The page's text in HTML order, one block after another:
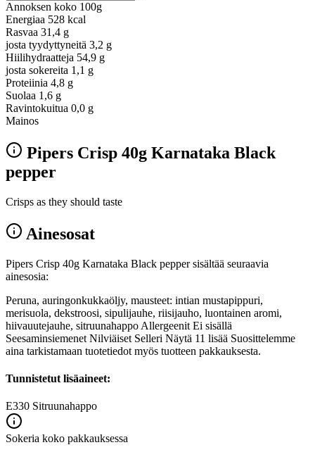
Annoksen koko 100g
Energiaa 528 kcal
Rasvaa 31,4 g
josta tyydyttyneitä 3,2 g
Hiilihydraatteja 54,9 g
josta sokereita 1,1 g
Proteiinia 4,8 g
Suolaa 1,6 g
Ravintokuitua 0,0 g
Mainos
Pipers Crisp 40g Karnataka Black
pepper
Crisps as they should taste
Ainesosat
Pipers Crisp 40g Karnataka Black pepper sisältää seuraavia
ainesosia:
Peruna, auringonkukkaöljy, mausteet: intian mustapippuri,
merisuola, dekstroosi, sipulijauhe, riisijauho, luontainen aromi,
hiivauutejauhe, sitruunahappo Allergeenit Ei sisällä
Seesaminsiemenet Nilviäiset Selleri Näytä 11 lisää Suosittelemme
aina tarkistamaan tuotetiedot myös tuotteen pakkauksesta.
Tunnistetut lisäaineet:
E330 Sitruunahappo
Sokeria koko pakkauksessa